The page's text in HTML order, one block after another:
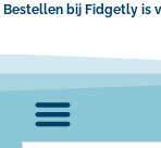
Bestellen bij Fidgetly is